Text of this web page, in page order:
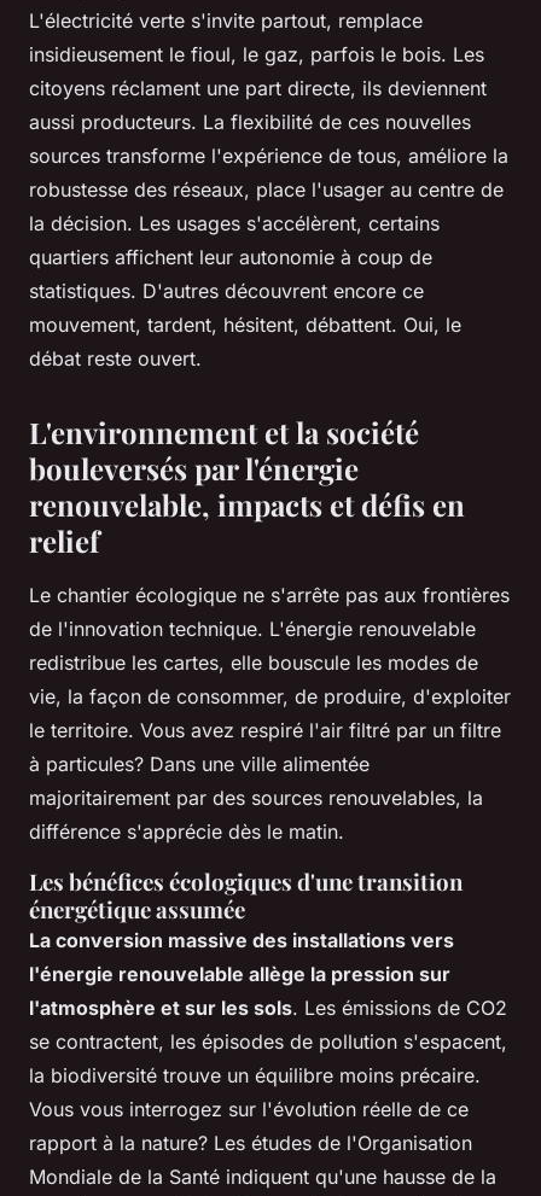
L'électricité verte s'invite partout, remplace
insidieusement le fioul, le gaz, parfois le bois. Les
citoyens réclament une part directe, ils deviennent
aussi producteurs. La flexibilité de ces nouvelles
sources transforme l'expérience de tous, améliore la
robustesse des réseaux, place l'usager au centre de
la décision. Les usages s'accélèrent, certains
quartiers affichent leur autonomie à coup de
statistiques. D'autres découvrent encore ce
mouvement, tardent, hésitent, débattent. Oui, le
débat reste ouvert.
L'environnement et la société
bouleversés par l'énergie
renouvelable, impacts et défis en
relief
Le chantier écologique ne s'arrête pas aux frontières
de l'innovation technique. L'énergie renouvelable
redistribue les cartes, elle bouscule les modes de
vie, la façon de consommer, de produire, d'exploiter
le territoire. Vous avez respiré l'air filtré par un filtre
à particules? Dans une ville alimentée
majoritairement par des sources renouvelables, la
différence s'apprécie dès le matin.
Les bénéfices écologiques d'une transition
énergétique assumée
La conversion massive des installations vers
l'énergie renouvelable allège la pression sur
l'atmosphère et sur les sols. Les émissions de CO2
se contractent, les épisodes de pollution s'espacent,
la biodiversité trouve un équilibre moins précaire.
Vous vous interrogez sur l'évolution réelle de ce
rapport à la nature? Les études de l'Organisation
Mondiale de la Santé indiquent qu'une hausse de la